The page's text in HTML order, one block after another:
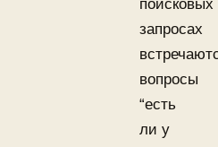
поисковых
запросах
вопросы
“есть
ли у